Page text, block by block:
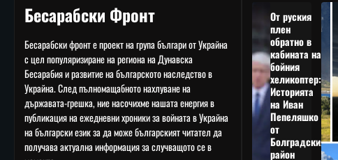
Бесарабски Фронт
Бесарабски фронт е проект на група българи от Украйна
с цел популяризиране на региона на Дунавска
Бесарабия и развитие на българското наследство в
Украйна. След пълномащабното нахлуване на
държавата-грешка, ние насочихме нашата енергия в
публикация на ежедневни хроники за войната в Украйна
на български език за да може българският читател да
получава актуална информация за случващото се в
От руския
плен
обратно в
кабината на
бойния
хеликоптер:
Историята
на Иван
Пепеляшко
от
Болградския
район